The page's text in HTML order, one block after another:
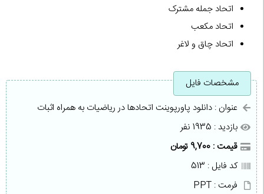
اتحاد جمله مشترک
اتحاد مکعب
اتحاد چاق و لاغر
مشخصات فایل
عنوان : دانلود پاورپوینت اتحادها در ریاضیات به همراه اثبات
بازدید : 1935 نفر
قیمت : 9,700 تومان
کد فایل : 513
فرمت : PPT